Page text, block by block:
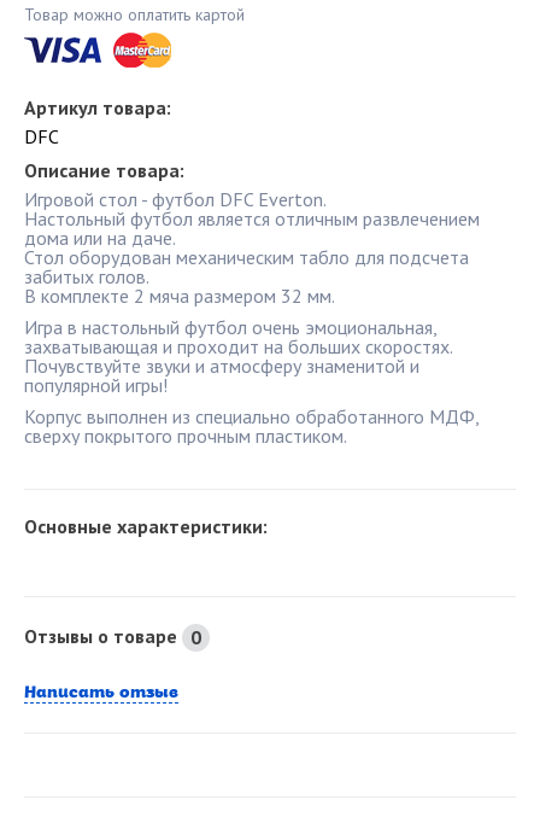
Товар можно оплатить картой
Артикул товара:
DFC
Описание товара:
Игровой стол - футбол DFC Everton.
Настольный футбол является отличным развлечением
дома или на даче.
Стол оборудован механическим табло для подсчета
забитых голов.
В комплекте 2 мяча размером 32 мм.
Игра в настольный футбол очень эмоциональная,
захватывающая и проходит на больших скоростях.
Почувствуйте звуки и атмосферу знаменитой и
популярной игры!
Корпус выполнен из специально обработанного МДФ,
сверху покрытого прочным пластиком.
Основные характеристики:
Отзывы о товаре 0
Написать отзыв